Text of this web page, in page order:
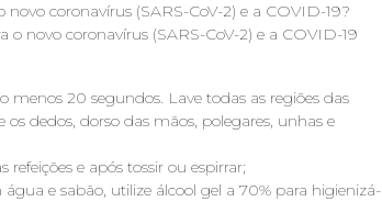
coronavírus (SARS-CoV-2) e a COVID-19?
o novo coronavírus (SARS-CoV-2) e a COVID-19
menos 20 segundos. Lave todas as regiões das
dedos, dorso das mãos, polegares, unhas e
e após tossir ou espirrar;
e sabão, utilize álcool gel a 70% para higienizá-